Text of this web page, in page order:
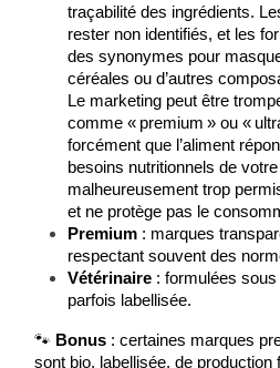
traçabilité des ingrédients.
rester non identifiés, et les
des synonymes pour
céréales ou d’autres
Le marketing peut être
comme « premium » ou «
forcément que l’aliment
besoins nutritionnels de
malheureusement trop
et ne protège pas le
Premium : marques
respectant souvent des
Vétérinaire : formulées
parfois labellisée.
🐾 Bonus : certaines marques
sont bio, labellisée, de production